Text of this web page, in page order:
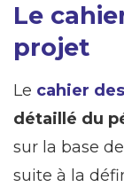
Le
projet
Le cahier
détaillé du
sur la base
suite à la